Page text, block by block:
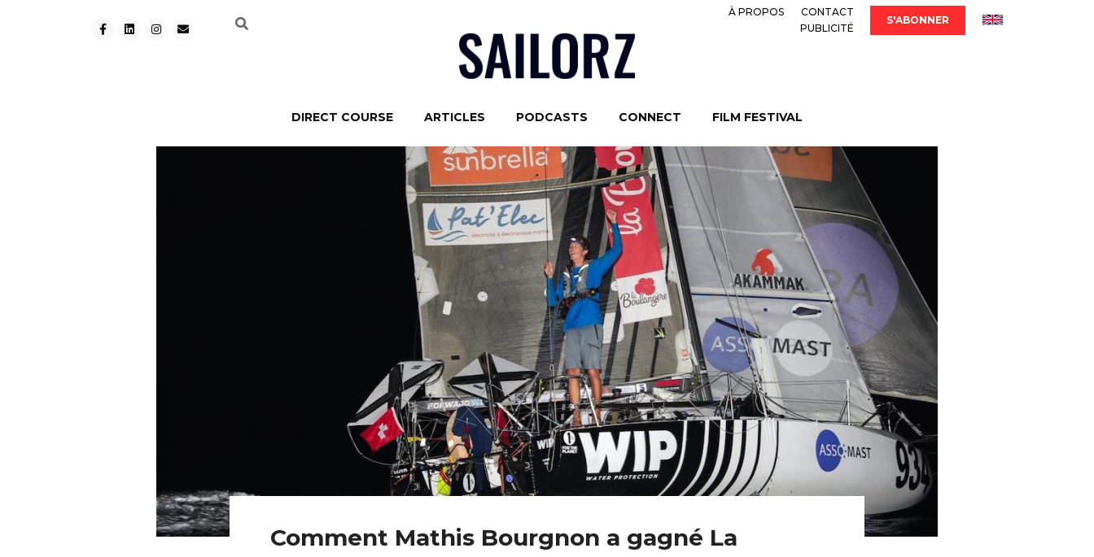
À PROPOS
CONTACT
PUBLICITÉ
S'ABONNER
DIRECT COURSE ARTICLES PODCASTS CONNECT FILM FESTIVAL
Comment Mathis Bourgnon a gagné La